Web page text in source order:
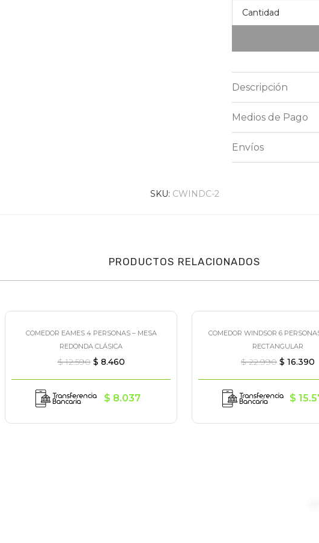
Cantidad
Descripción
Medios de Pago
Envíos
SKU: CWINDC-2
PRODUCTOS RELACIONADOS
COMEDOR EAMES 4 PERSONAS – MESA
REDONDA CLÁSICA
$12.590 $ 8.460
$ 8.037
COMEDOR WINDSOR 6
RECTANGULAR
$22.990 $ 16.390
$